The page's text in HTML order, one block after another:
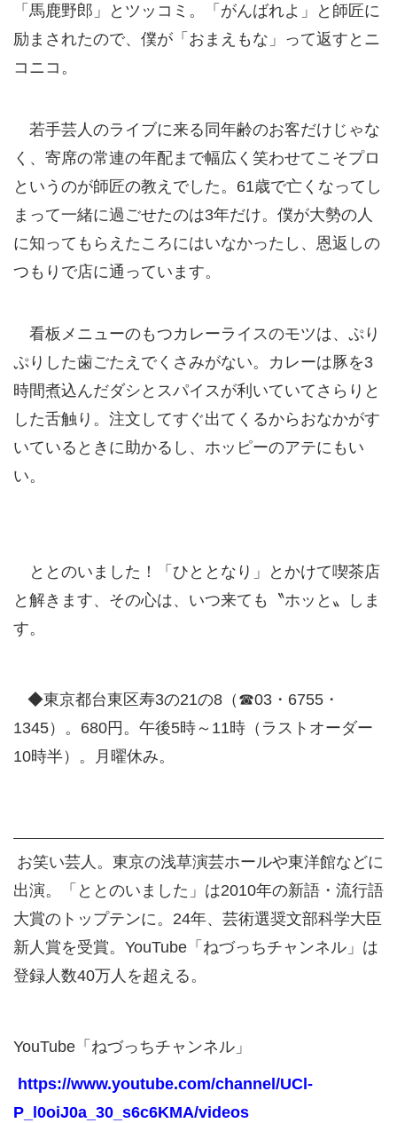
「馬鹿野郎」とツッコミ。「がんばれよ」と師匠に
励まされたので、僕が「おまえもな」って返すとニ
コニコ。
若手芸人のライブに来る同年齢のお客だけじゃな
く、寄席の常連の年配まで幅広く笑わせてこそプロ
というのが師匠の教えでした。61歳で亡くなってし
まって一緒に過ごせたのは3年だけ。僕が大勢の人
に知ってもらえたころにはいなかったし、恩返しの
つもりで店に通っています。
看板メニューのもつカレーライスのモツは、ぷり
ぷりした歯ごたえでくさみがない。カレーは豚を3
時間煮込んだダシとスパイスが利いていてさらりと
した舌触り。注文してすぐ出てくるからおなかがす
いているときに助かるし、ホッピーのアテにもい
い。
ととのいました！「ひととなり」とかけて喫茶店
と解きます、その心は、いつ来ても〝ホッと〟しま
す。
◆東京都台東区寿3の21の8（☎03・6755・
1345）。680円。午後5時～11時（ラストオーダー
10時半）。月曜休み。
お笑い芸人。東京の浅草演芸ホールや東洋館などに
出演。「ととのいました」は2010年の新語・流行語
大賞のトップテンに。24年、芸術選奨文部科学大臣
新人賞を受賞。YouTube「ねづっちチャンネル」は
登録人数40万人を超える。
YouTube「ねづっちチャンネル」
https://www.youtube.com/channel/UCl-
P_l0oiJ0a_30_s6c6KMA/videos